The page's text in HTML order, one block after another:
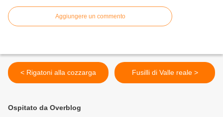
Aggiungere un commento
< Rigatoni alla cozzarga Fusilli di Valle reale >
Ospitato da Overblog